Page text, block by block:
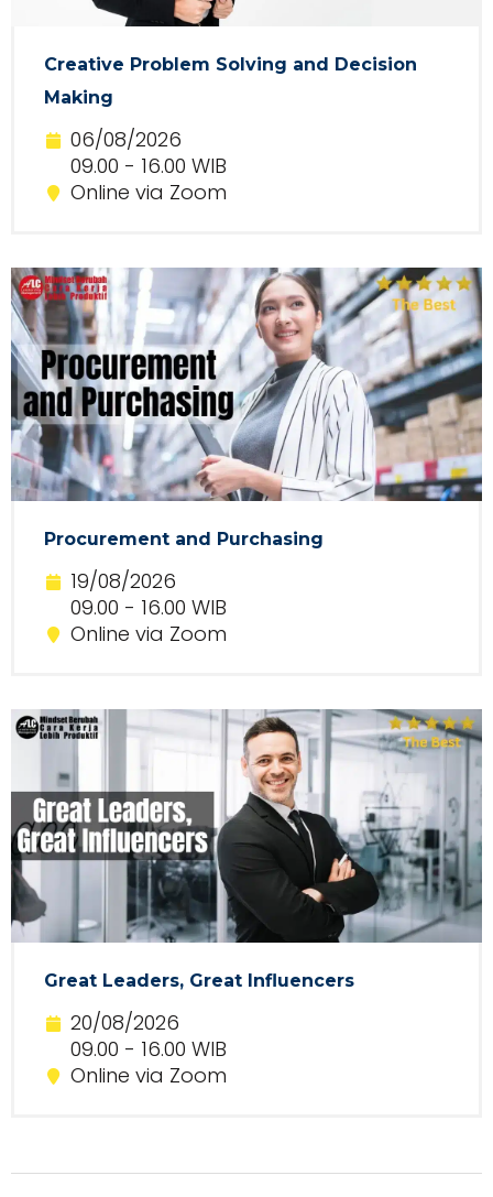
Creative Problem Solving and Decision
Making
06/08/2026
09.00 - 16.00 WIB
Online via Zoom
Procurement and Purchasing
19/08/2026
09.00 - 16.00 WIB
Online via Zoom
Great Leaders, Great Influencers
20/08/2026
09.00 - 16.00 WIB
Online via Zoom